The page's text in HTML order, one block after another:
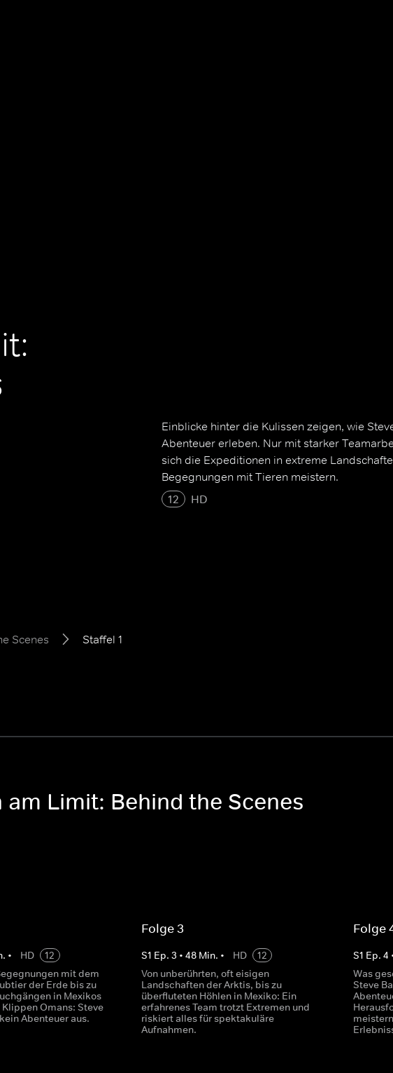
Einblicke hinter die Kulissen zeigen, wie
Abenteuer erleben. Nur mit starker
sich die Expeditionen in extreme
Begegnungen mit Tieren meistern.
12
HD
Scenes Staffel 1
Limit: Behind the Scenes
• HD
12
mit dem
der Erde bis zu
in Mexikos
Omans: Steve
Abenteuer aus.
Folge 3
S1 Ep. 3 • 48Min. • HD
12
Von unberührten, oft eisigen
Landschaften der Arktis, bis zu
überfluteten Höhlen in Mexiko: Ein
erfahrenes Team trotzt Extremen und
riskiert alles für spektakuläre
Aufnahmen.
Folge
S1 Ep. 4
Was
Steve